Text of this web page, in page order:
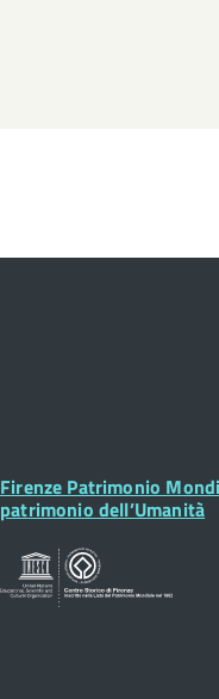
Footer
Widget
Firenze Patrimonio
patrimonio dell’Umanità